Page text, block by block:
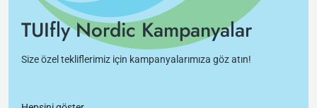
TUIfly Nordic Kampanyalar
Size özel tekliflerimiz için kampanyalarımıza göz atın!